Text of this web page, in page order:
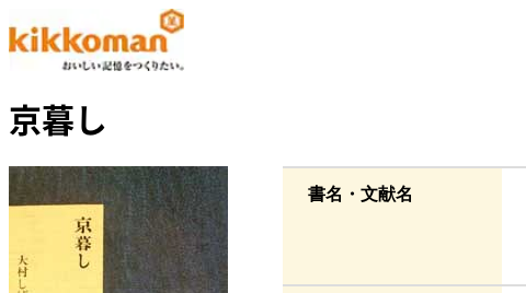
京暮し
書名・文献名